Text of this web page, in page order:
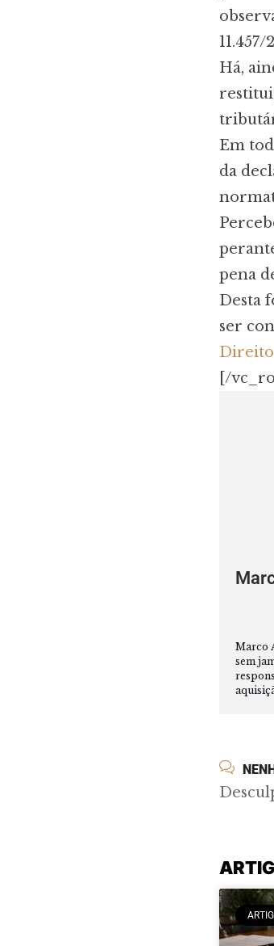
11.457/
Há,
Em
da
pena
Desta
ser
[/
Marco
sem